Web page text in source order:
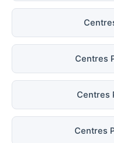
Centres
Centres
Centres